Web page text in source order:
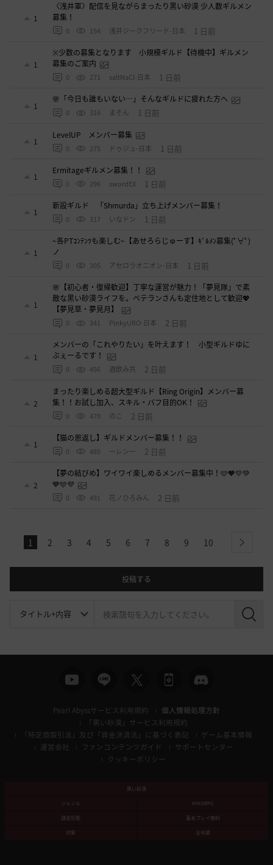
1
〈浅井軍〉配信を見ながらまったり黒い砂漠 少人数ギルメン
募集！
0 154 浅井ジークフリード-日本 1 日前
1
※少数の募集となります 小規模ギルド【待機中】ギルメン
募集のご案内
0 271 saltNaCl-日本 1 日前
1
🌸「今日も誰もいない…」そんなギルドに疲れた方へ
0 316 まそん 1 日前
1
LevelUP メンバー募集
0 275 ドゥジュ-日本 1 日前
1
Ermitageギルメン募集！！
0 296 swordEX 1 日前
1
新設ギルド 「Shmurda」立ち上げメンバー募集！
0 317 いなドン 1 日前
1
~各PTｺﾝﾃﾝﾂも楽しむ~【あせろらじゅーす】ｷﾞﾙﾒﾝ募集(ﾟ∀ﾟ)
ノ
0 305 アセロラオニオン-日本 1 日前
1
🌸【初心者・復帰歓迎】丁寧な運営が魅力！「夢見隊」で素
敵な黒い砂漠ライフを。ベテランさんも定住地として歓迎💖
【夢見草・夢見月】
0 341 PinkyURO-日本 2 日前
1
メンバーの「これやりたい」を叶えます！ 小型ギルドゆに
ぶぇーるです！
0 456 酒飲み共 2 日前
2
まったり楽しめる超大型ギルド【Ring Origin】メンバー募
集！！お試し加入、スキル・バフ目的OK！
0 470 のこ 2 日前
1
【猫の恩返し】ギルドメンバー募集！！
0 485 ーレンー 2 日前
2
【夢の結びめ】ワイワイ楽しめるメンバー募集中！🩷🧡💛💚
💙🩵💜
0 491 花ノひろみん 2 日前
1 2 3 4 5 6 7 8 9 10 next
投稿する
検
Pearl Abyssサービス利用規約
個人情報処理方針
「黒い砂漠」サービス利用規約
「特定商取引法」及び「資金決済法」に基づく表記
ゲーム基本情報
運営会社
ファンコンテンツガイド
サポートセンター
クッキーポリシー
黒い砂漠
ジャンル
MMORPG
課金形態
基本プレイ無料
対象
全年齢